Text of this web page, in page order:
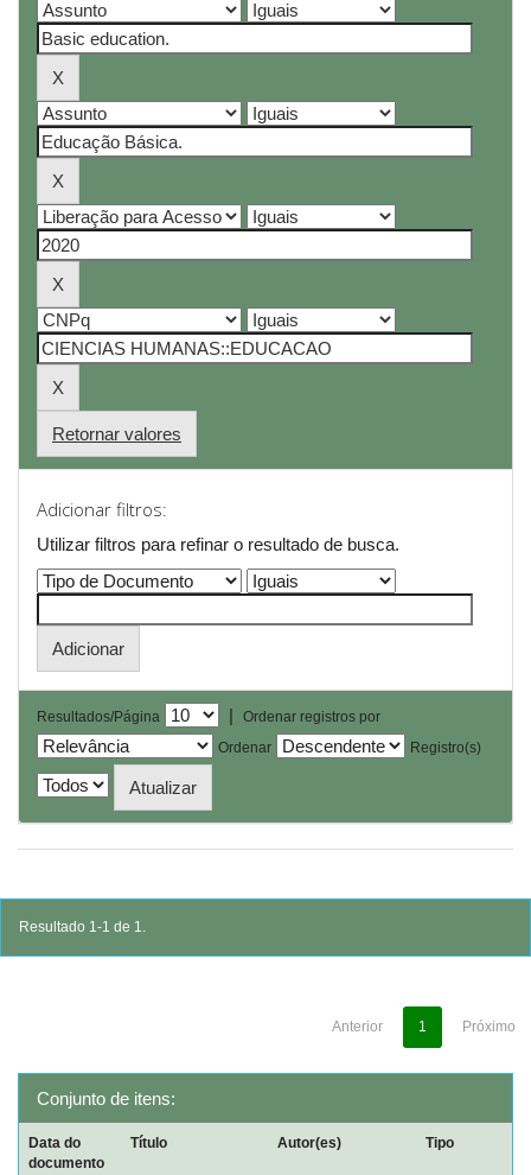
Retornar valores
Adicionar filtros:
Utilizar filtros para refinar o resultado de busca.
Resultados/Página |
Ordenar registros por
Ordenar
Registro(s)
Resultado 1-1 de 1.
Anterior 1 Próximo
Conjunto de itens:
Data do
documento
Título Autor(es) Tipo